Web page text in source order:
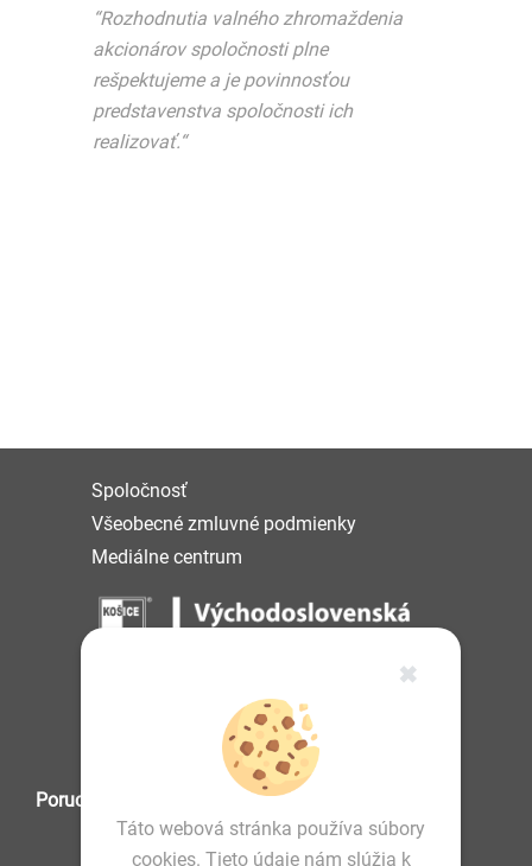
“Rozhodnutia valného zhromaždenia
akcionárov spoločnosti plne
rešpektujeme a je povinnosťou
predstavenstva spoločnosti ich
realizovať.“
Spoločnosť
Všeobecné zmluvné podmienky
Mediálne centrum
IČO: 36 570 460
Poruchová služba
✖
Táto webová stránka používa súbory
cookies. Tieto údaje nám slúžia k